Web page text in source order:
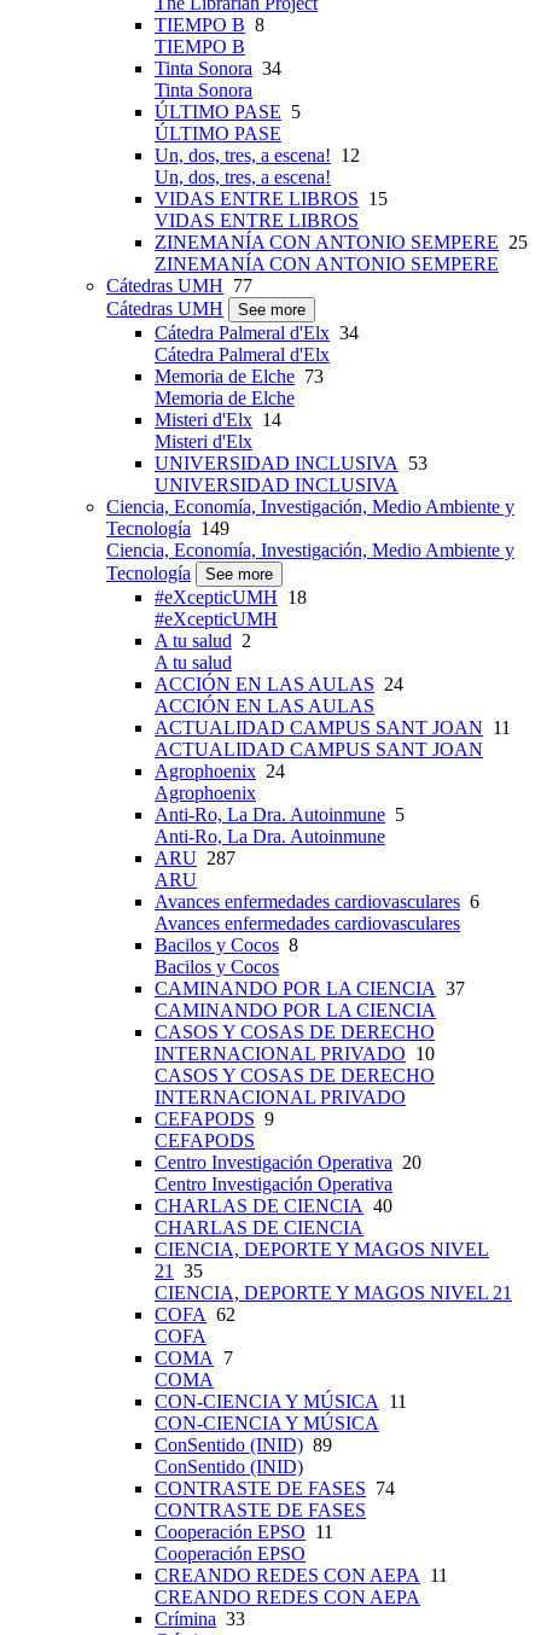
TIEMPO B 8
TIEMPO B
Tinta Sonora 34
Tinta Sonora
ÚLTIMO PASE 5
ÚLTIMO PASE
Un, dos, tres, a escena! 12
Un, dos, tres, a escena!
VIDAS ENTRE LIBROS 15
VIDAS ENTRE LIBROS
ZINEMANÍA CON ANTONIO SEMPERE 25
ZINEMANÍA CON ANTONIO SEMPERE
Cátedras UMH 77
Cátedras UMH
See more
Cátedra Palmeral d'Elx 34
Cátedra Palmeral d'Elx
Memoria de Elche 73
Memoria de Elche
Misteri d'Elx 14
Misteri d'Elx
UNIVERSIDAD INCLUSIVA 53
UNIVERSIDAD INCLUSIVA
Ciencia, Economía, Investigación, Medio Ambiente y
Tecnología 149
Ciencia, Economía, Investigación, Medio Ambiente y
Tecnología
See more
#eXcepticUMH 18
#eXcepticUMH
A tu salud 2
A tu salud
ACCIÓN EN LAS AULAS 24
ACCIÓN EN LAS AULAS
ACTUALIDAD CAMPUS SANT JOAN 11
ACTUALIDAD CAMPUS SANT JOAN
Agrophoenix 24
Agrophoenix
Anti-Ro, La Dra. Autoinmune 5
Anti-Ro, La Dra. Autoinmune
ARU 287
ARU
Avances enfermedades cardiovasculares 6
Avances enfermedades cardiovasculares
Bacilos y Cocos 8
Bacilos y Cocos
CAMINANDO POR LA CIENCIA 37
CAMINANDO POR LA CIENCIA
CASOS Y COSAS DE DERECHO
INTERNACIONAL PRIVADO 10
CASOS Y COSAS DE DERECHO
INTERNACIONAL PRIVADO
CEFAPODS 9
CEFAPODS
Centro Investigación Operativa 20
Centro Investigación Operativa
CHARLAS DE CIENCIA 40
CHARLAS DE CIENCIA
CIENCIA, DEPORTE Y MAGOS NIVEL
21 35
CIENCIA, DEPORTE Y MAGOS NIVEL 21
COFA 62
COFA
COMA 7
COMA
CON-CIENCIA Y MÚSICA 11
CON-CIENCIA Y MÚSICA
ConSentido (INID) 89
ConSentido (INID)
CONTRASTE DE FASES 74
CONTRASTE DE FASES
Cooperación EPSO 11
Cooperación EPSO
CREANDO REDES CON AEPA 11
CREANDO REDES CON AEPA
Crímina 33